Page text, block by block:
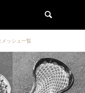
ッシュ一覧